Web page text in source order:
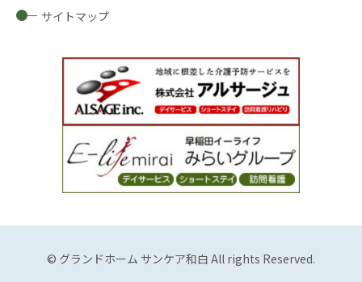
サイトマップ
© グランドホーム サンケア和白 All rights Reserved.